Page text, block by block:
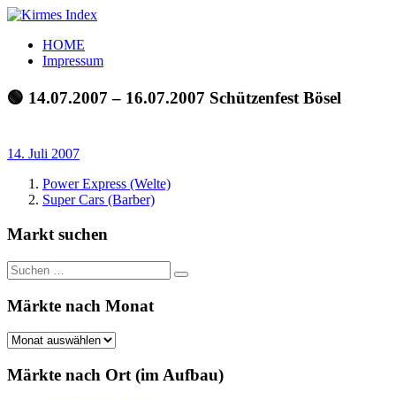
Zum
springen
Kirmes
Index
Tourpläne
der
letzten
HOME
Impressum
🟢 14.07.2007 – 16.07.2007 Schützenfest Bösel
14. Juli 2007
Power Express (Welte)
Super Cars (Barber)
Markt suchen
Suchen
nach:
Suchen
Märkte nach Monat
Märkte
Monat
Märkte nach Ort (im Aufbau)